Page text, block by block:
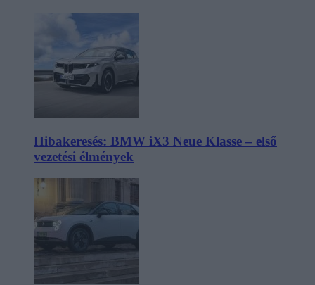
Hibakeresés: BMW iX3 Neue Klasse – első
vezetési élmények